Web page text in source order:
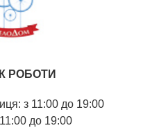
РОБОТИ
з 11:00 до 19:00
до 19:00